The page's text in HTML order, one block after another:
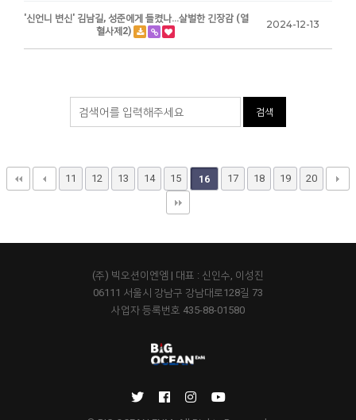
'신언니 변신' 김남길, 성준에게 들켰나…살벌한 긴장감 (열
혈사제2)
2024-12-13
검색
11 12 13 14 15 16 17 18 19 20
(주) 빅오션이엔엠 | 대표 : 신인수, 이성진
06111 서울시 강남구 강남대로128길 73
사업자 등록번호 435-88-01580